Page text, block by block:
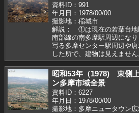
資料ID：991
年月日：1978/00/00
撮影地：稲城市
解説： ①は現在の若葉台
南部線の南多摩駅周辺にな
写る多摩センター駅周辺や
した所で、建物は見えません
昭和53年（1978) 東側
ン多摩市域全景
資料ID：6227
年月日：1978/00/00
撮影地：多摩ニュータウン